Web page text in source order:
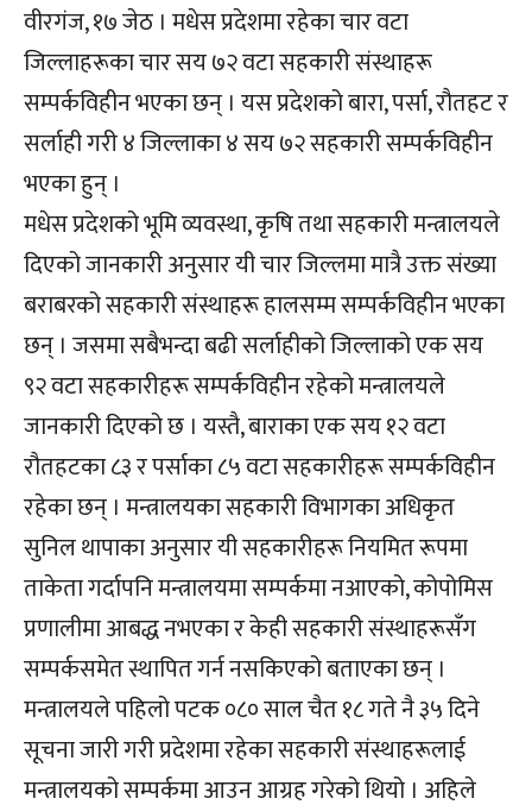
वीरगंज, १७ जेठ । मधेस प्रदेशमा रहेका चार वटा
जिल्लाहरूका चार सय ७२ वटा सहकारी संस्थाहरू
सम्पर्कविहीन भएका छन् । यस प्रदेशको बारा, पर्सा, रौतहट र
सर्लाही गरी ४ जिल्लाका ४ सय ७२ सहकारी सम्पर्कविहीन
भएका हुन् ।
मधेस प्रदेशको भूमि व्यवस्था, कृषि तथा सहकारी मन्त्रालयले
दिएको जानकारी अनुसार यी चार जिल्लमा मात्रै उक्त संख्या
बराबरको सहकारी संस्थाहरू हालसम्म सम्पर्कविहीन भएका
छन् । जसमा सबैभन्दा बढी सर्लाहीको जिल्लाको एक सय
९२ वटा सहकारीहरू सम्पर्कविहीन रहेको मन्त्रालयले
जानकारी दिएको छ । यस्तै, बाराका एक सय १२ वटा
रौतहटका ८३ र पर्साका ८५ वटा सहकारीहरू सम्पर्कविहीन
रहेका छन् । मन्त्रालयका सहकारी विभागका अधिकृत
सुनिल थापाका अनुसार यी सहकारीहरू नियमित रूपमा
ताकेता गर्दापनि मन्त्रालयमा सम्पर्कमा नआएको, कोपोमिस
प्रणालीमा आबद्ध नभएका र केही सहकारी संस्थाहरूसँग
सम्पर्कसमेत स्थापित गर्न नसकिएको बताएका छन् ।
मन्त्रालयले पहिलो पटक ०८० साल चैत १८ गते नै ३५ दिने
सूचना जारी गरी प्रदेशमा रहेका सहकारी संस्थाहरूलाई
मन्त्रालयको सम्पर्कमा आउन आग्रह गरेको थियो । अहिले